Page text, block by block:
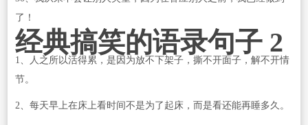
了！
经典搞笑的语录句子 2
1、人之所以活得累，是因为放不下架子，撕不开面子，解不开情
节。
2、每天早上在床上看时间不是为了起床，而是看还能再睡多久。